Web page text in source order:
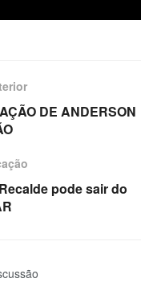
DE ANDERSON
pode sair do